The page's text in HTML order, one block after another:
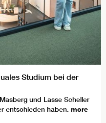
Studium bei der
und Lasse Scheller
entschieden haben. more